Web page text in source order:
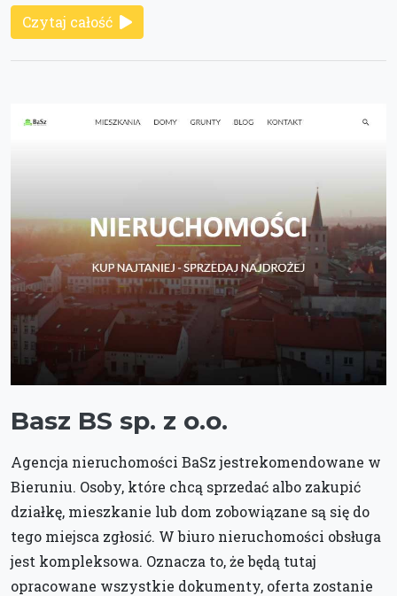
Czytaj całość
Basz BS sp. z o.o.
Agencja nieruchomości BaSz jestrekomendowane w
Bieruniu. Osoby, które chcą sprzedać albo zakupić
działkę, mieszkanie lub dom zobowiązane są się do
tego miejsca zgłosić. W biuro nieruchomości obsługa
jest kompleksowa. Oznacza to, że będą tutaj
opracowane wszystkie dokumenty, oferta zostanie